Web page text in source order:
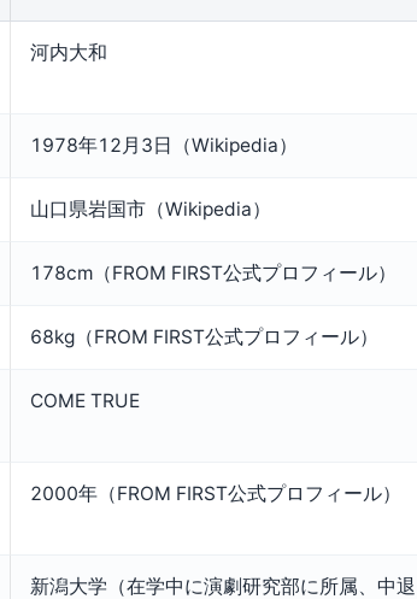
河内大和
1978年12月3日（Wikipedia）
山口県岩国市（Wikipedia）
178cm（FROM FIRST公式プロフィール）
68kg（FROM FIRST公式プロフィール）
COME TRUE
2000年（FROM FIRST公式プロフィール）
新潟大学（在学中に演劇研究部に所属、中